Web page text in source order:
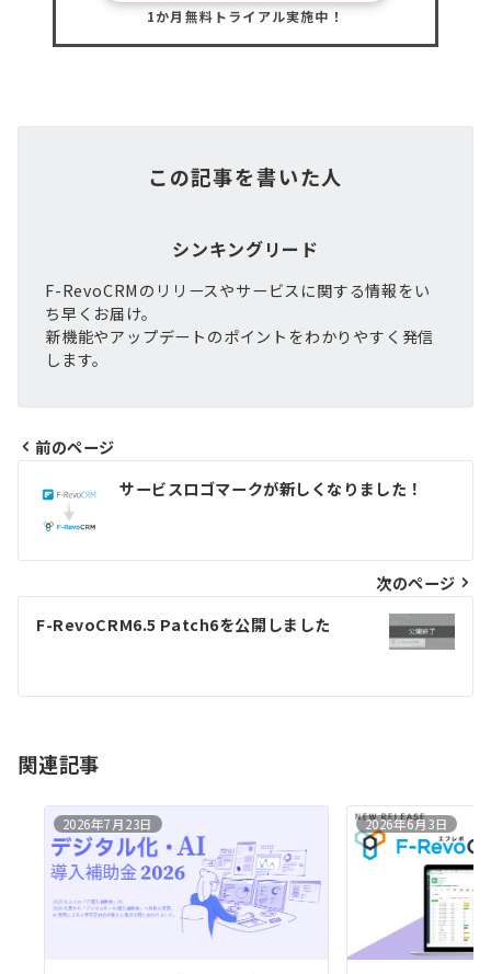
1か月無料トライアル実施中！
この記事を書いた人
シンキングリード
F-RevoCRMのリリースやサービスに関する情報をい
ち早くお届け。
新機能やアップデートのポイントをわかりやすく発信
します。
ゲ
ン
前のページ
サービスロゴマークが新しくなりました！
次のページ
F-RevoCRM6.5 Patch6を公開しました
関連記事
2026年7月23日 2026年6月3日